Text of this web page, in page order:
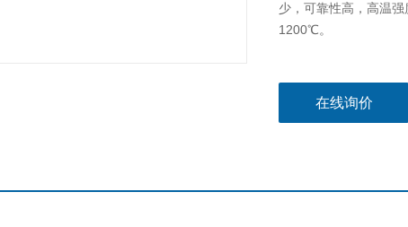
少，可靠性高，高温
1200℃。
在线询价